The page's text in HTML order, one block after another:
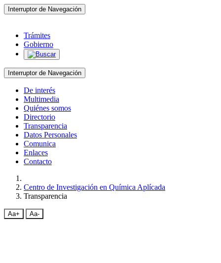
Interruptor de Navegación
Trámites
Gobierno
Interruptor de Navegación
De interés
Multimedia
Quiénes somos
Directorio
Transparencia
Datos Personales
Comunica
Enlaces
Contacto
Centro de Investigación en Química Aplícada
Transparencia
Aa+ Aa-